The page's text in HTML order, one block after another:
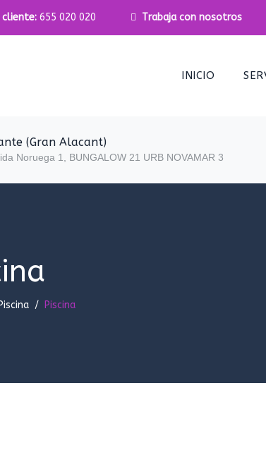
cliente: 655 020 020 Trabaja con nosotros
INICIO
(Gran Alacant)
Noruega 1, BUNGALOW 21 URB NOVAMAR 3
/ Piscina